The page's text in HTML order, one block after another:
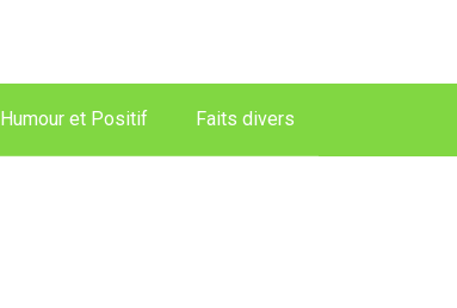
Humour et Positif Faits divers